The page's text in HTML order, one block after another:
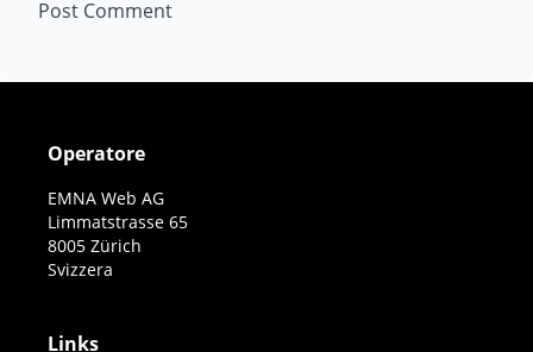
Operatore
EMNA Web AG
Limmatstrasse 65
8005 Zürich
Svizzera
Links